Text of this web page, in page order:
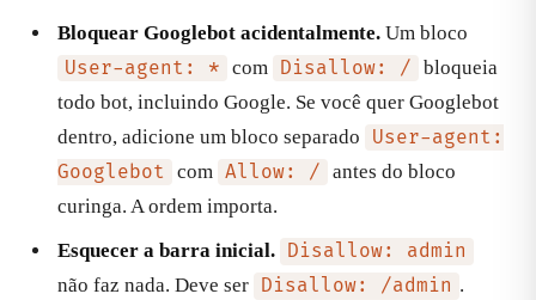
Bloquear Googlebot acidentalmente. Um bloco
User-agent: * com Disallow: / bloqueia
todo bot, incluindo Google. Se você quer Googlebot
dentro, adicione um bloco separado
User-agent:
Googlebot
com Allow: / antes do bloco
curinga. A ordem importa.
Esquecer a barra inicial. Disallow: admin
não faz nada. Deve ser Disallow: /admin .